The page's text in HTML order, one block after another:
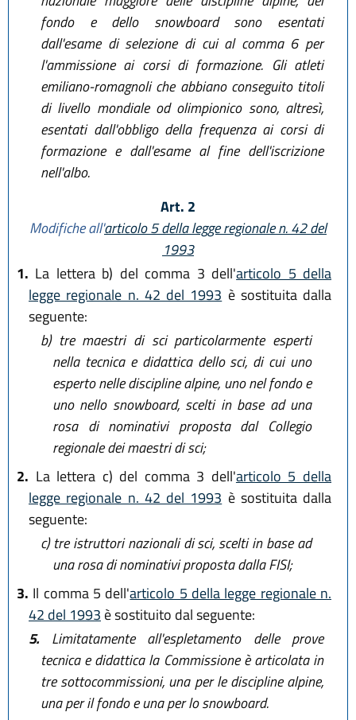
fondo e dello snowboard sono esentati
dall'esame di selezione di cui al comma 6 per
l'ammissione ai corsi di formazione. Gli atleti
emiliano-romagnoli che abbiano conseguito titoli
di livello mondiale od olimpionico sono, altresì,
esentati dall'obbligo della frequenza ai corsi di
formazione e dall'esame al fine dell'iscrizione
nell'albo.
Art. 2
Modifiche all'articolo 5 della legge regionale n. 42 del
1993
1. La lettera b) del comma 3 dell'articolo 5 della
legge regionale n. 42 del 1993 è sostituita dalla
seguente:
b)tre maestri di sci particolarmente esperti
nella tecnica e didattica dello sci, di cui uno
esperto nelle discipline alpine, uno nel fondo e
uno nello snowboard, scelti in base ad una
rosa di nominativi proposta dal Collegio
regionale dei maestri di sci;
2. La lettera c) del comma 3 dell'articolo 5 della
legge regionale n. 42 del 1993 è sostituita dalla
seguente:
c)tre istruttori nazionali di sci, scelti in base ad
una rosa di nominativi proposta dalla FISI;
3. Il comma 5 dell'articolo 5 della legge regionale n.
42 del 1993 è sostituito dal seguente:
5.Limitatamente all'espletamento delle prove
tecnica e didattica la Commissione è articolata in
tre sottocommissioni, una per le discipline alpine,
una per il fondo e una per lo snowboard.